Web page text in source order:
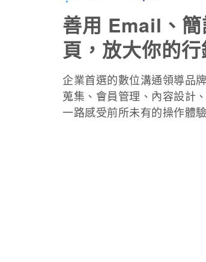
善用 Email、
頁，放大你的
企業首選的數位溝通領導品
蒐集、會員管理、內容設計
一路感受前所未有的操作體